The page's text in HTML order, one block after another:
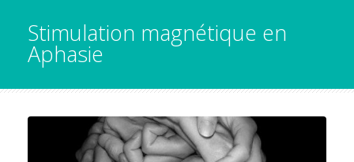
Stimulation magnétique en
Aphasie